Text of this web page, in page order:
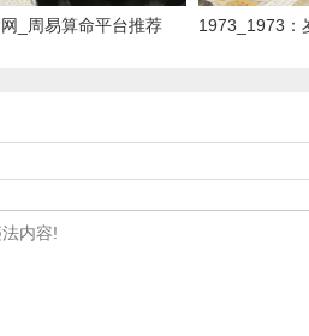
_周易算命平台推荐 1973_1973：